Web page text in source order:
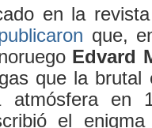
en la
que,
Edvard
que la
en
el